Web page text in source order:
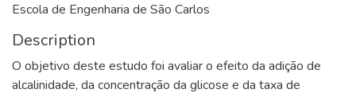
Escola de Engenharia de São Carlos
Description
O objetivo deste estudo foi avaliar o efeito da adição de
alcalinidade, da concentração da glicose e da taxa de